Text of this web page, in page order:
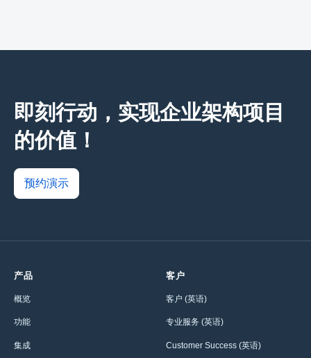
即刻行动，实现企业架构项目
的价值！
预约演示
产品
概览
功能
集成
客户
客户 (英语)
专业服务 (英语)
Customer Success (英语)